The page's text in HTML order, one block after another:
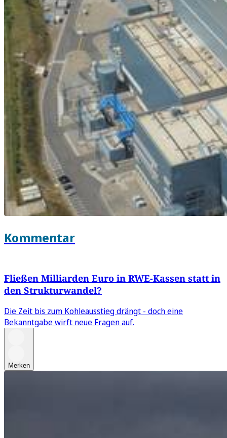
Kommentar
Fließen Milliarden Euro in RWE-Kassen statt in
den Strukturwandel?
Die Zeit bis zum Kohleausstieg drängt - doch eine
Bekanntgabe wirft neue Fragen auf.
Merken